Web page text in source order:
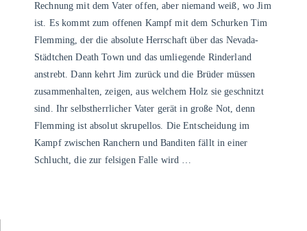
Rechnung mit dem Vater offen, aber niemand weiß, wo Jim
ist. Es kommt zum offenen Kampf mit dem Schurken Tim
Flemming, der die absolute Herrschaft über das Nevada-
Städtchen Death Town und das umliegende Rinderland
anstrebt. Dann kehrt Jim zurück und die Brüder müssen
zusammenhalten, zeigen, aus welchem Holz sie geschnitzt
sind. Ihr selbstherrlicher Vater gerät in große Not, denn
Flemming ist absolut skrupellos. Die Entscheidung im
Kampf zwischen Ranchern und Banditen fällt in einer
Schlucht, die zur felsigen Falle wird …